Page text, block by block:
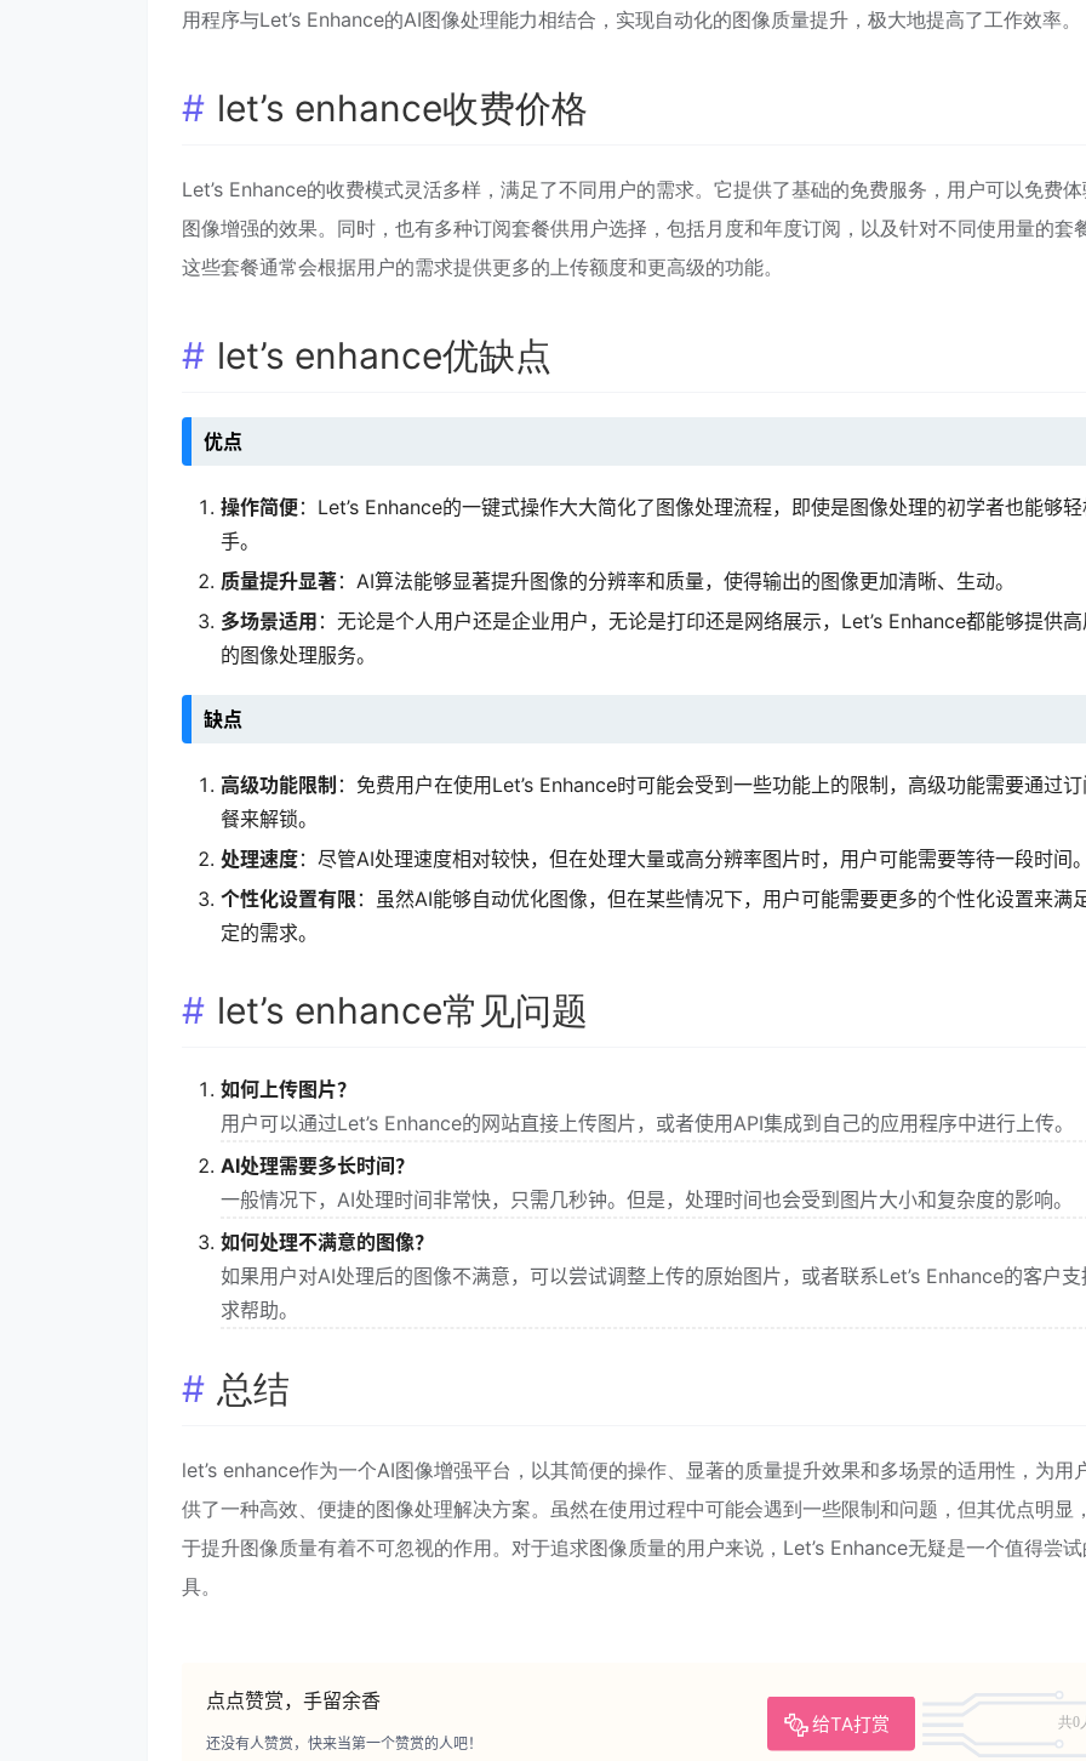
用程序与Let’s Enhance的AI图像处理能力相结合，实现自动化的图像质量提升，极大地提高了工作效率。
let’s enhance收费价格
Let’s Enhance的收费模式灵活多样，满足了不同用户的需求。它提供了基础的免费服务，用户可以免费体
图像增强的效果。同时，也有多种订阅套餐供用户选择，包括月度和年度订阅，以及针对不同使用量的套餐
这些套餐通常会根据用户的需求提供更多的上传额度和更高级的功能。
let’s enhance优缺点
优点
操作简便：Let’s Enhance的一键式操作大大简化了图像处理流程，即使是图像处理的初学者也能够
手。
质量提升显著：AI算法能够显著提升图像的分辨率和质量，使得输出的图像更加清晰、生动。
多场景适用 ：无论是个人用户还是企业用户，无论是打印还是网络展示，Let’s Enhance都能够提供
的图像处理服务。
缺点
高级功能限制 ：免费用户在使用Let’s Enhance时可能会受到一些功能上的限制，高级功能需要通过
餐来解锁。
处理速度：尽管AI处理速度相对较快，但在处理大量或高分辨率图片时，用户可能需要等待一段时间。
个性化设置有限 ：虽然AI能够自动优化图像，但在某些情况下，用户可能需要更多的个性化设置来满
定的需求。
let’s enhance常见问题
如何上传图片？
用户可以通过Let’s Enhance的网站直接上传图片，或者使用API集成到自己的应用程序中进行上传。
AI处理需要多长时间？
一般情况下，AI处理时间非常快，只需几秒钟。但是，处理时间也会受到图片大小和复杂度的影响。
如何处理不满意的图像？
如果用户对AI处理后的图像不满意，可以尝试调整上传的原始图片，或者联系Let’s Enhance的客户支
求帮助。
总结
let’s enhance作为一个AI图像增强平台，以其简便的操作、显著的质量提升效果和多场景的适用性，为用
供了一种高效、便捷的图像处理解决方案。虽然在使用过程中可能会遇到一些限制和问题，但其优点明显
于提升图像质量有着不可忽视的作用。对于追求图像质量的用户来说，Let’s Enhance无疑是一个值得尝试
具。
点点赞赏，手留余香
给TA打赏 共0
还没有人赞赏，快来当第一个赞赏的人吧！